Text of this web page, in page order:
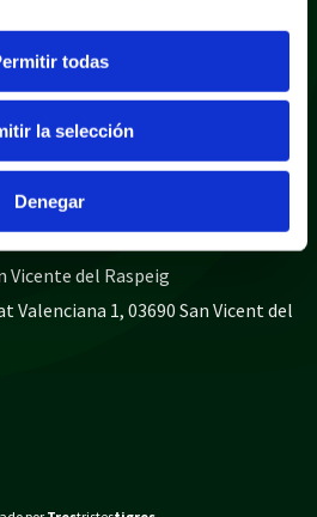
todas
la selección
Denegar
de interés
965 675 814
Vicente del Raspeig
Valenciana 1, 03690 San Vicent del